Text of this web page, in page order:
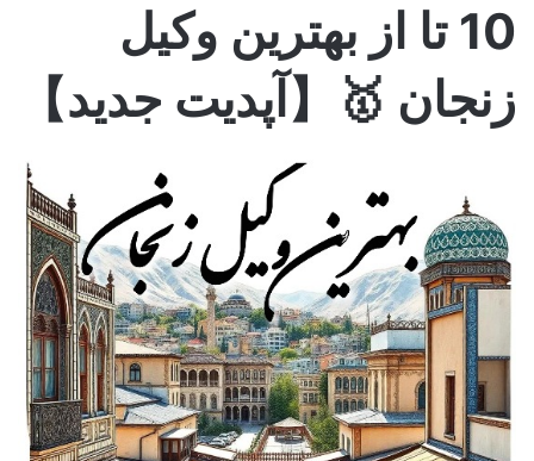
10 تا از بهترین وکیل
زنجان 🥇【آپدیت جدید】